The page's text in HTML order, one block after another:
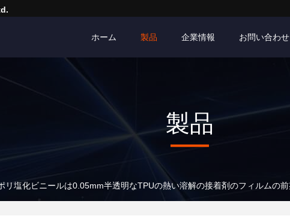
ホーム 製品 企業情報 お問い合わせ
製品
リ塩化ビニールは0.05mm半透明なTPUの熱い溶解の接着剤のフィルムの